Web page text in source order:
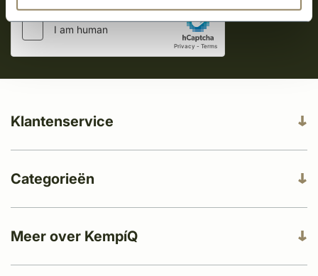
Meer over KempíQ
Klantenservice
Categorieën